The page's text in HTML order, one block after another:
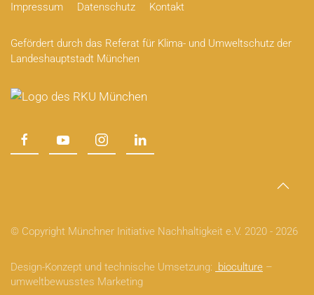
Impressum Datenschutz Kontakt
Gefördert durch das Referat für Klima- und Umweltschutz der
Landeshauptstadt München
© Copyright Münchner Initiative Nachhaltigkeit e.V. 2020 - 2026
Design-Konzept und technische Umsetzung: bioculture –
umweltbewusstes Marketing